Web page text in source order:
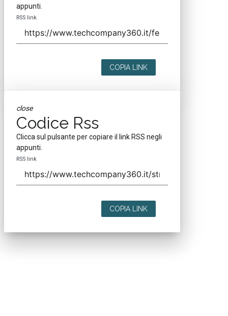
appunti.
RSS link
COPIA LINK
close
Codice Rss
Clicca sul pulsante per copiare il link RSS negli
appunti.
RSS link
COPIA LINK